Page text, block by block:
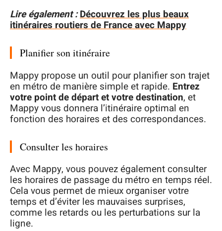
Lire également :Découvrez les plus beaux
itinéraires routiers de France avec Mappy
Planifier son itinéraire
Mappy propose un outil pour planifier son trajet
en métro de manière simple et rapide. Entrez
votre point de départ et votre destination, et
Mappy vous donnera l’itinéraire optimal en
fonction des horaires et des correspondances.
Consulter les horaires
Avec Mappy, vous pouvez également consulter
les horaires de passage du métro en temps réel.
Cela vous permet de mieux organiser votre
temps et d’éviter les mauvaises surprises,
comme les retards ou les perturbations sur la
ligne.